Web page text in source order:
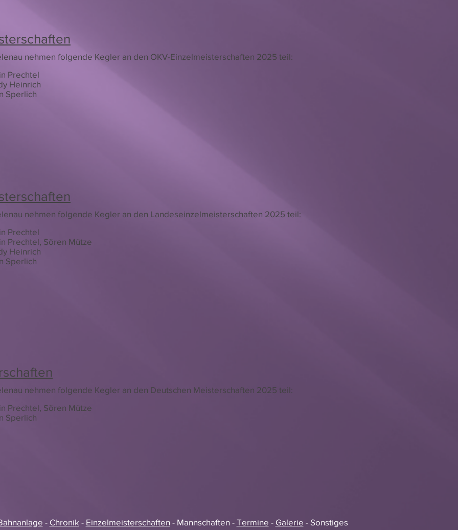
nehmen folgende Kegler an den OKV-Einzelmeisterschaften 2025 teil:
Prechtel
Heinrich
Sperlich
nehmen folgende Kegler an den Landeseinzelmeisterschaften 2025 teil:
Prechtel
Prechtel, Sören Mütze
Heinrich
Sperlich
nehmen folgende Kegler an den Deutschen Meisterschaften 2025 teil:
Prechtel, Sören Mütze
Sperlich
- Chronik - Einzelmeisterschaften - Mannschaften - Termine - Galerie - Sonstiges